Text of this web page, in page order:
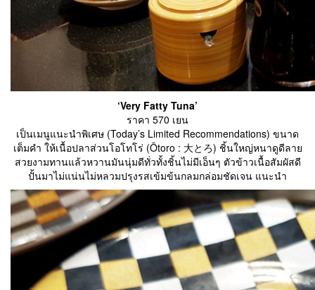
‘Very Fatty Tuna’
ราคา 570 เยน
เป็นเมนูแนะนำพิเศษ (Today’s Limited Recommendations) ขนาด
เต็มคำ ให้เนื้อปลาส่วนโอโทโร่ (Ōtoro : 大とろ) ชิ้นใหญ่หนาดูดีลาย
สวยงามทานแล้วหวานมันนุ่มดีทั่วทั้งชิ้นไม่มีเอ็นๆ ตัวข้าวเนื้อสัมผัสดี
ปั้นมาไม่แน่นไม่หลวมปรุงรสเข้มข้นกลมกล่อมชัดเจน แนะนำ